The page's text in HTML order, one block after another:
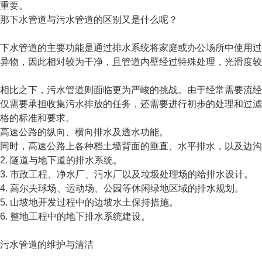
重要。
那下水管道与污水管道的区别又是什么呢？
下水管道的主要功能是通过排水系统将家庭或办公场所中使用
异物，因此相对较为干净，且管道内壁经过特殊处理，光滑度
相比之下，污水管道则面临更为严峻的挑战。由于经常需要流
仅需要承担收集污水排放的任务，还需要进行初步的处理和过
格的标准和要求。
高速公路的纵向、横向排水及透水功能。
同时，高速公路上各种档土墙背面的垂直、水平排水，以及边
2. 隧道与地下道的排水系统。
3. 市政工程、净水厂、污水厂以及垃圾处理场的给排水设计。
4. 高尔夫球场、运动场、公园等休闲绿地区域的排水规划。
5. 山坡地开发过程中的边坡水土保持措施。
6. 整地工程中的地下排水系统建设。
污水管道的维护与清洁